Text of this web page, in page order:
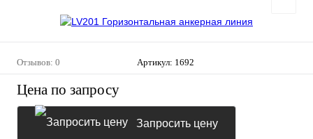
Отзывов: 0 Артикул: 1692
Цена по запросу
Запросить цену